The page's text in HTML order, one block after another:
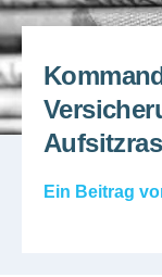
Ein Beitrag